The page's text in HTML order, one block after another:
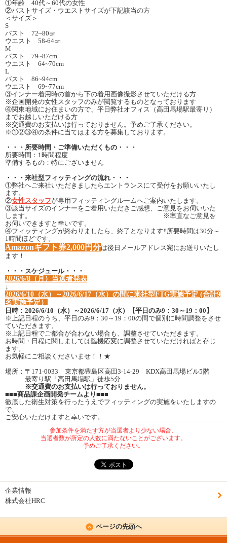
①年齢 40代～60代の女性
②バストサイズ・ウエストサイズが下記該当の方
＜サイズ＞
S
バスト 72~80㎝
ウエスト 58-64㎝
M
バスト 79~87cm
ウエスト 64~70cm
L
バスト 86~94cm
ウエスト 69~77cm
③インナー着用時の首から下の着用画像撮影させていただける方
※企画開発の女性スタッフのみが閲覧するものとなっております
④関東地域にお住まいの方で、平日弊社オフィス（高田馬場駅最寄り）
までお越しいただける方
※交通費のお支払いは行っておりません。予めご了承ください。
※①②③④の条件に当てはまる方を募集しております。
・・・所要時間・ご準備いただくもの・・・
所要時間：1時間程度
準備するもの：特にございません
・・・来社型フィッティングの流れ・・・
①弊社へご来社いただきましたらエントランスにて受付をお願いいたし
ます。
②女性スタッフが専用フィッティングルームへご案内いたします。
③該当サイズのインナーをご着用いただきご感想、ご意見をお伺いいた
します。 ※率直なご意見を
お伺いできますと幸いです。
④フィッティングが終わりましたら、終了となります‼所要時間は30分～
1時間ほどです。
Amazonギフト券2,000円分は後日メールアドレス宛にお送りいたし
ます！
・・・スケジュール・・・
2026/6/8（月）当選者発表
↓
2026/6/10（水）～2026/6/17（水）の間に来社型FTG実施予定 (合計9
名実施予定）
日時：2026/6/10（水）～2026/6/17（水）【平日のみ9：30～19：00】
※上記日程のうち、平日のみ9：30～19：00の間で個別に時間調整をさせ
ていただきます。
※上記日程でご都合が合わない場合も、調整させていただきます。
お時間・日程に関しましては臨機応変に調整させていただければと存じ
ます。
お気軽にご相談くださいませ！！★
場所：〒171-0033 東京都豊島区高田3-14-29 KDX高田馬場ビル5階
最寄り駅「高田馬場駅」徒歩5分
※交通費のお支払いは行っておりません。
■■■商品課企画開発チームより■■■
徹底した衛生対策を行ったうえでフィッティングの実施をいたしますの
で、
ご安心いただけますと幸いです。
参加条件を満たす方が当選者より少ない場合、
当選者数が所定の人数に満たないことがございます。
予めご了承ください。
企業情報
株式会社HRC
ページの先頭へ